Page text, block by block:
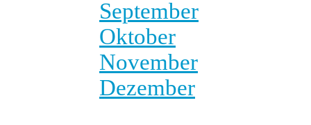
September
Oktober
November
Dezember